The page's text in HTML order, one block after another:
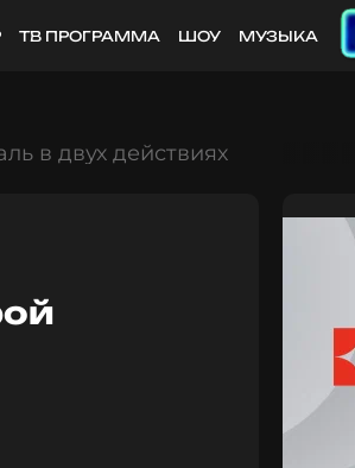
ТВ ПРОГРАММА ШОУ МУЗЫКА
в двух действиях